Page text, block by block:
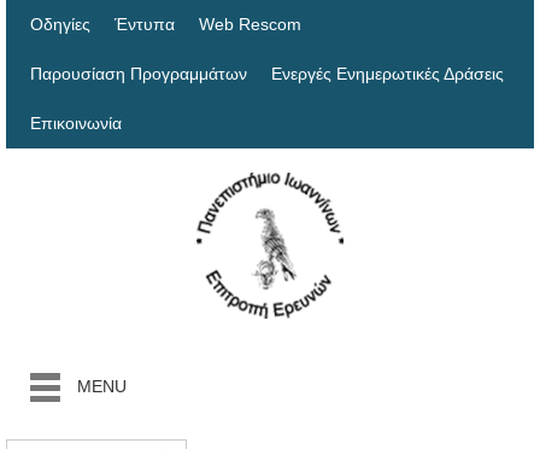
Οδηγίες Έντυπα Web Rescom
Παρουσίαση Προγραμμάτων Ενεργές Ενημερωτικές Δράσεις
Επικοινωνία
MENU